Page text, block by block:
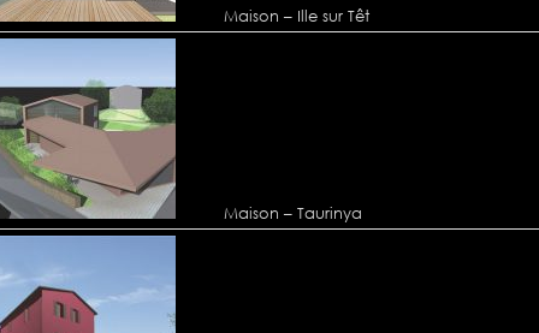
Maison – Ille sur Têt
Maison – Taurinya